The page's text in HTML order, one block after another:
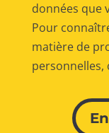
données que
Pour
matière de
personnelles,